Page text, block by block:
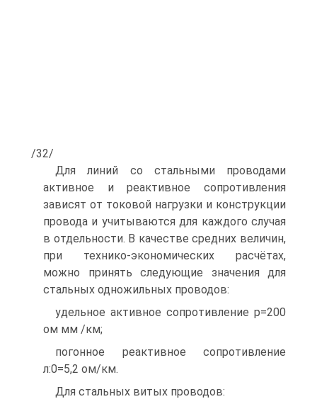
/32/
Для линий со стальными проводами
активное и реактивное сопротивления
зависят от токовой нагрузки и конструкции
провода и учитываются для каждого случая
в отдельности. В качестве средних величин,
при технико-экономических расчётах,
можно принять следующие значения для
стальных одножильных проводов:
удельное активное сопротивление р=200
ом мм /км;
погонное реактивное сопротивление
л:0=5,2 ом/км.
Для стальных витых проводов: